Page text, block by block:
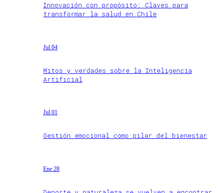
Innovación con propósito: Claves para
transformar la salud en Chile
Jul 04
Mitos y verdades sobre la Inteligencia
Artificial
Jul 01
Gestión emocional como pilar del bienestar
Ene 28